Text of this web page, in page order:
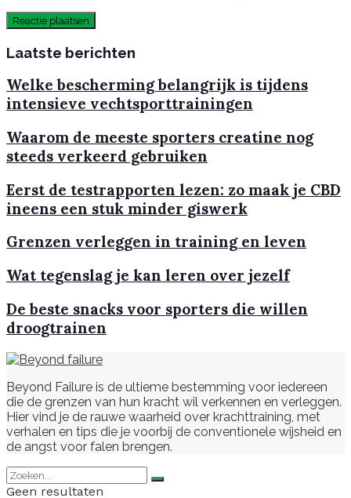
Laatste berichten
Welke bescherming belangrijk is tijdens
intensieve vechtsporttrainingen
Waarom de meeste sporters creatine nog
steeds verkeerd gebruiken
Eerst de testrapporten lezen: zo maak je CBD
ineens een stuk minder giswerk
Grenzen verleggen in training en leven
Wat tegenslag je kan leren over jezelf
De beste snacks voor sporters die willen
droogtrainen
Beyond Failure is de ultieme bestemming voor iedereen
die de grenzen van hun kracht wil verkennen en verleggen.
Hier vind je de rauwe waarheid over krachttraining, met
verhalen en tips die je voorbij de conventionele wijsheid en
de angst voor falen brengen.
Geen resultaten